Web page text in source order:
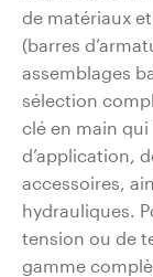
de matériaux
(barres
assemblages
sélection
clé en main
d’application,
accessoires,
hydrauliques.
tension ou de
gamme